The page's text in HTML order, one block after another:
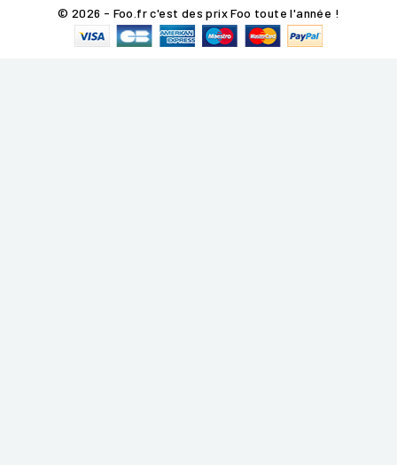
© 2026 - Foo.fr c'est des prix Foo toute l'année !